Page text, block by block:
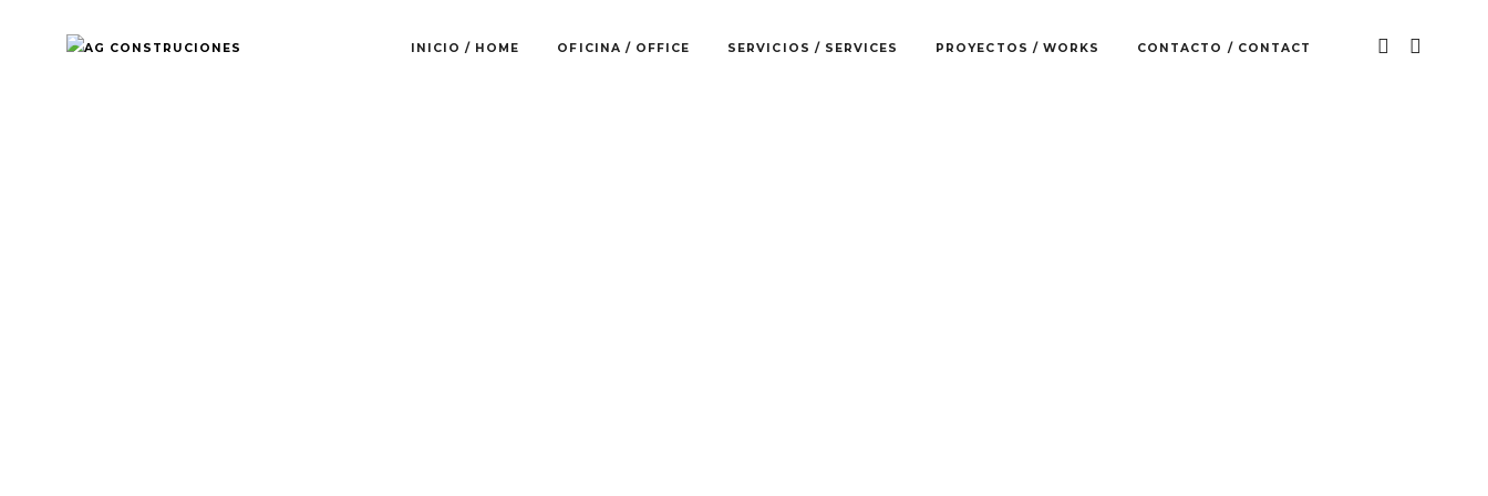
INICIO / HOME OFICINA / OFFICE SERVICIOS / SERVICES PROYECTOS / WORKS CONTACTO / CONTACT